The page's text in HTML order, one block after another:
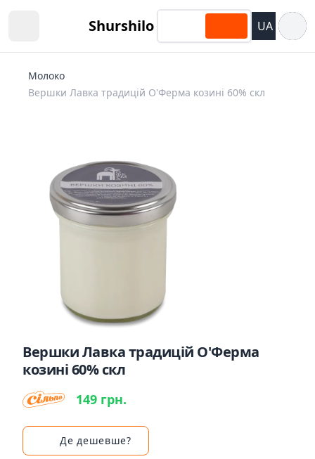
Shurshilo UA
Молоко
Вершки Лавка традицій О'Ферма козині 60% скл
Вершки Лавка традицій О'Ферма
козині 60% скл
149 грн.
Де дешевше?